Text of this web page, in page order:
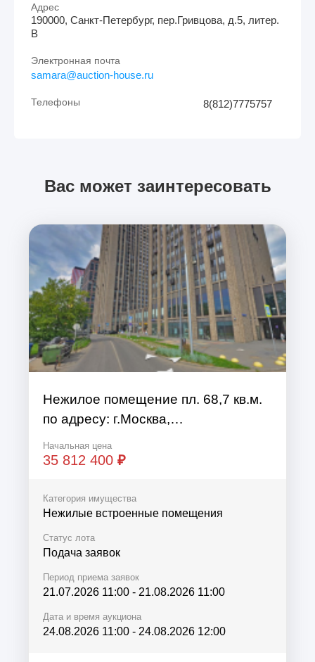
Адрес
190000, Санкт-Петербург, пер.Гривцова, д.5, литер.
В
Электронная почта
samara@auction-house.ru
Телефоны 8(812)7775757
Вас может заинтересовать
Нежилое помещение пл. 68,7 кв.м.
по адресу: г.Москва,
ул.Новодмитровская д.2, корп.6,
пом.6/2, к/н: 77:02:0021006:3993
Начальная цена
35 812 400 ₽
Категория имущества
Нежилые встроенные помещения
Статус лота
Подача заявок
Период приема заявок
21.07.2026 11:00 - 21.08.2026 11:00
Дата и время аукциона
24.08.2026 11:00 - 24.08.2026 12:00